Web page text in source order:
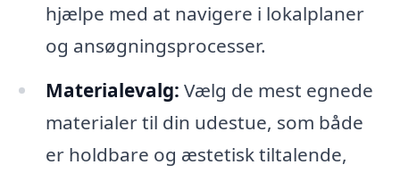
hjælpe med at navigere i lokalplaner
og ansøgningsprocesser.
Materialevalg: Vælg de mest egnede
materialer til din udestue, som både
er holdbare og æstetisk tiltalende,